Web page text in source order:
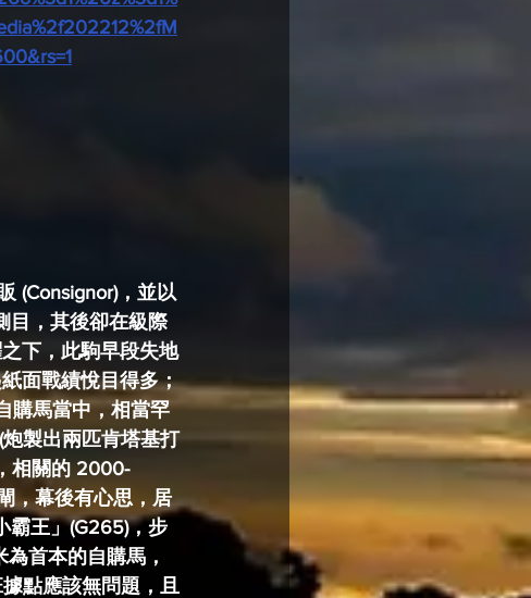
(Consignor)，並以
目，其後卻在級際
下，此駒早段失地
面戰績悅目得多；
購馬當中，相當罕
製出兩匹肯塔基打
相關的 2000-
，幕後有心思，居
霸王」(G265)，步
首本的自購馬，
點應該無問題，且